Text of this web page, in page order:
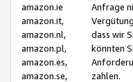
amazon.ie
amazon.it,
amazon.nl,
amazon.pl,
amazon.es,
amazon.se,
Anfrage
dass wir
könnten
zahlen.